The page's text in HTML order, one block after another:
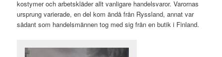
kostymer och arbetskläder allt vanligare handelsvaror. Varornas
ursprung varierade, en del kom ändå från Ryssland, annat var
sådant som handelsmännen tog med sig från en butik i Finland.